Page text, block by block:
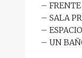
–
– SALA
–
– UN